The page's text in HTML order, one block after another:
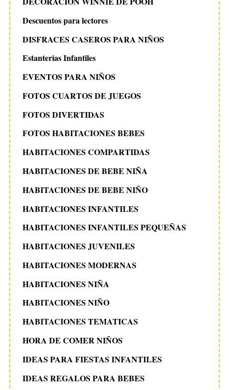
Descuentos para lectores
DISFRACES CASEROS PARA NIÑOS
Estanterias Infantiles
EVENTOS PARA NIÑOS
FOTOS CUARTOS DE JUEGOS
FOTOS DIVERTIDAS
FOTOS HABITACIONES BEBES
HABITACIONES COMPARTIDAS
HABITACIONES DE BEBE NIÑA
HABITACIONES DE BEBE NIÑO
HABITACIONES INFANTILES
HABITACIONES INFANTILES PEQUEÑAS
HABITACIONES JUVENILES
HABITACIONES MODERNAS
HABITACIONES NIÑA
HABITACIONES NIÑO
HABITACIONES TEMATICAS
HORA DE COMER NIÑOS
IDEAS PARA FIESTAS INFANTILES
IDEAS REGALOS PARA BEBES